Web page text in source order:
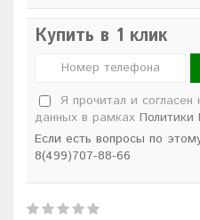
Купить в 1 клик
Я прочитал и согласен
данных в рамках Политики
Если есть вопросы по
8(499)707-88-66